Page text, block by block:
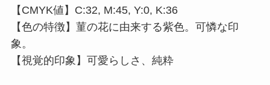
【CMYK値】C:32, M:45, Y:0, K:36
【色の特徴】菫の花に由来する紫色。可憐な印
象。
【視覚的印象】可愛らしさ、純粋